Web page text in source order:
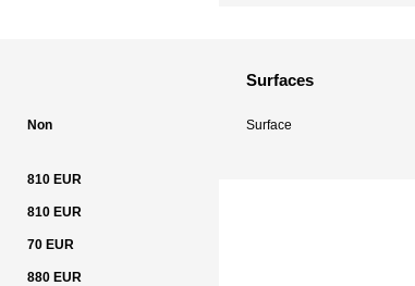
Non
810 EUR
810 EUR
70 EUR
880 EUR
Surfaces
Surface